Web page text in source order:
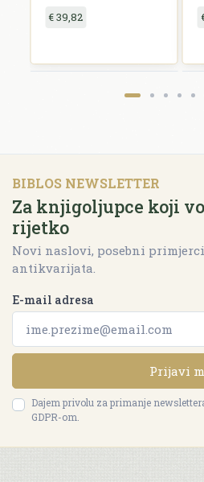
€ 39,82
BIBLOS NEWSLETTER
Za knjigoljupce koji
rijetko
Novi naslovi, posebni
antikvarijata.
E-mail adresa
Prijavi
Dajem privolu za primanje
GDPR-om.